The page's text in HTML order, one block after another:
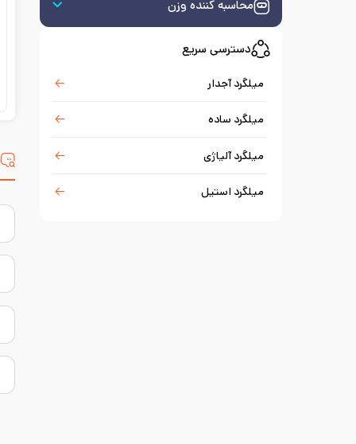
محاسبه کننده وزن
دسترسی سریع
میلگرد آجدار
میلگرد ساده
میلگرد آلیاژی
میلگرد استیل